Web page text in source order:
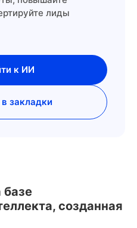
лиды
к ИИ
закладки
базе
созданная